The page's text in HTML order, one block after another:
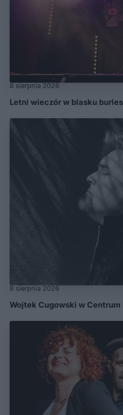
8 sierpnia 2026
Letni wieczór w blasku
8 sierpnia 2026
Wojtek Cugowski w